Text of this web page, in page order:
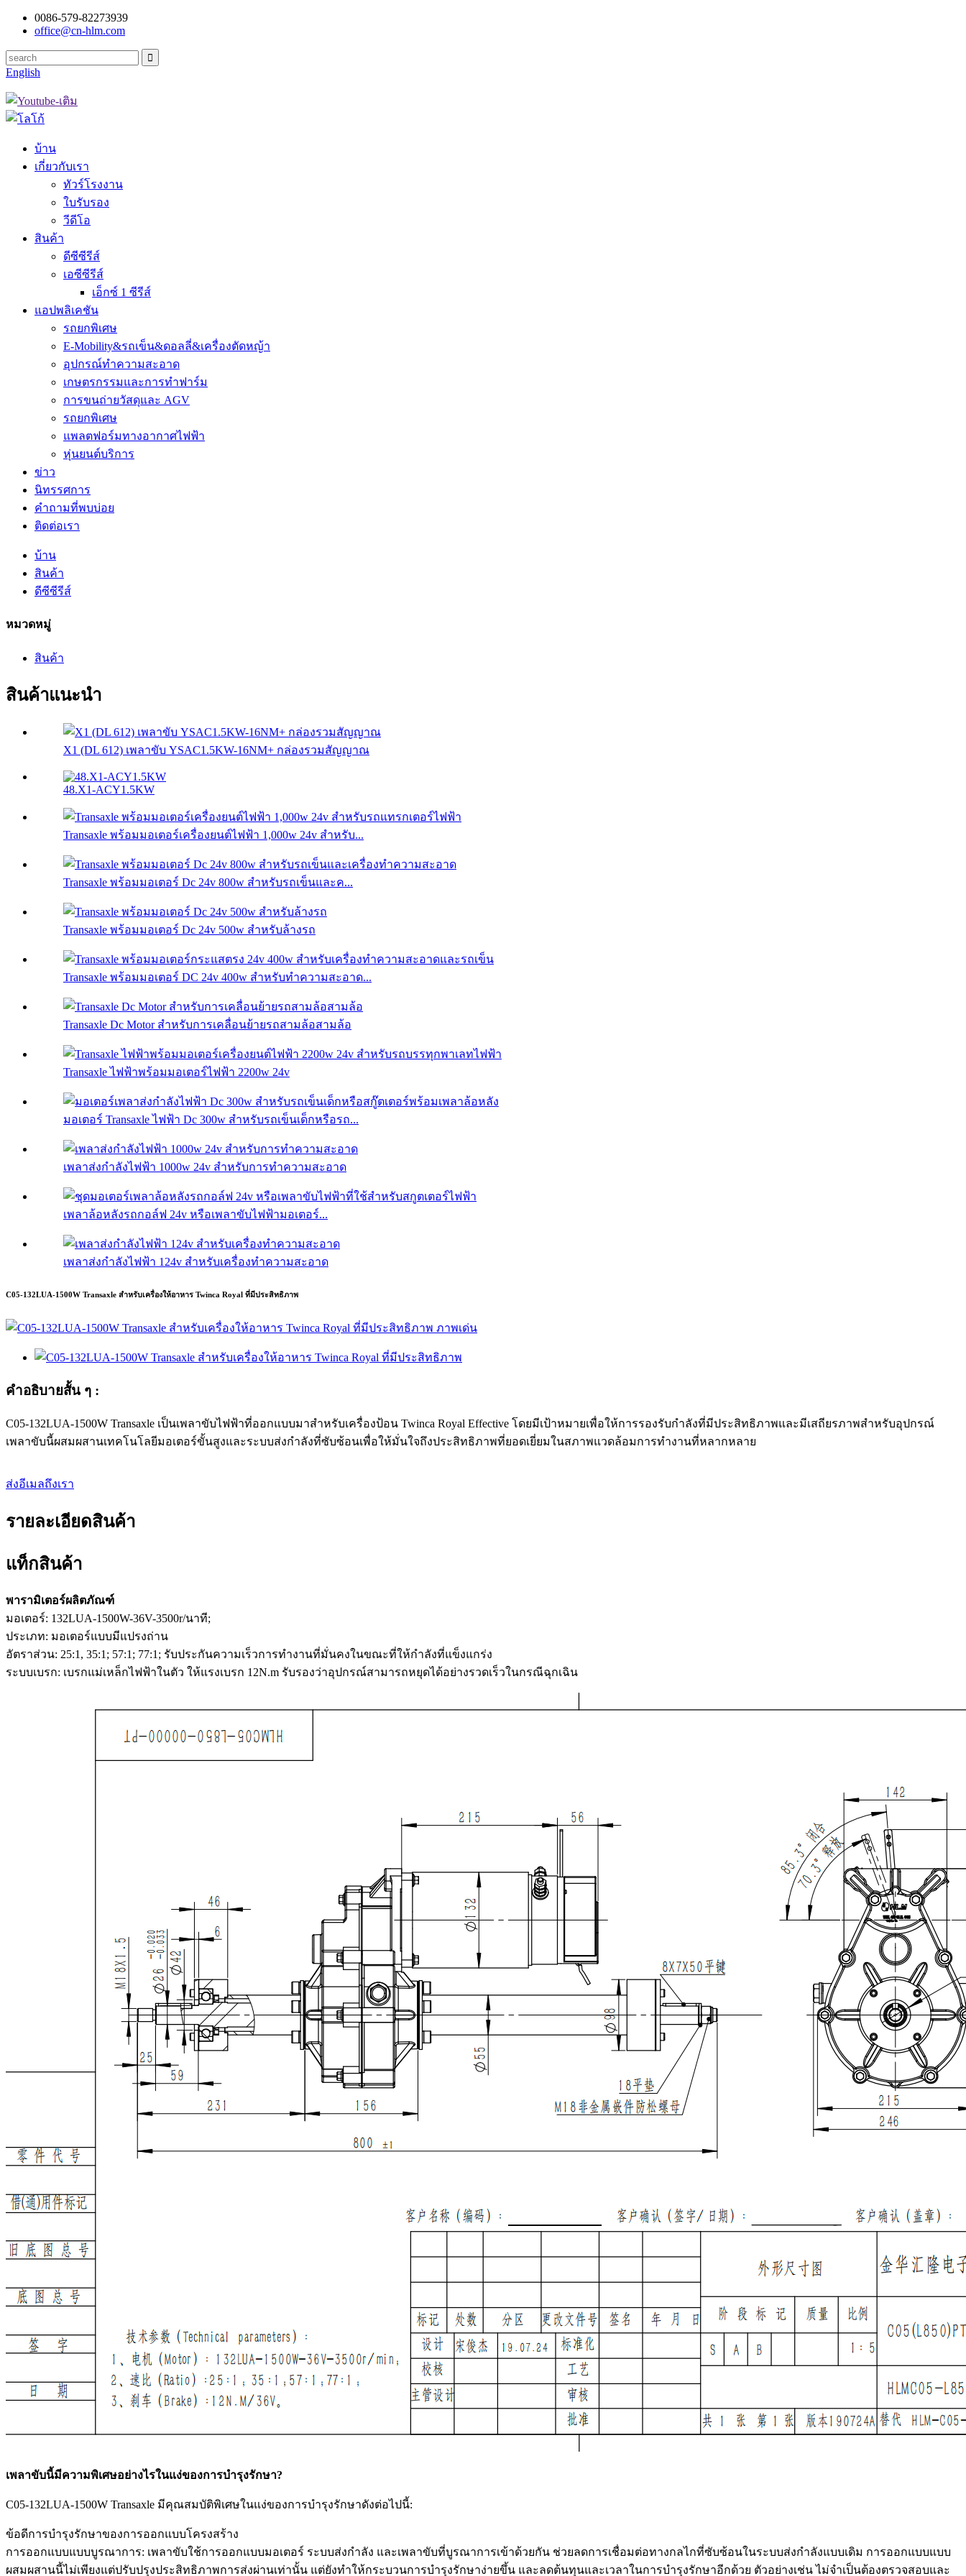
0086-579-82273939
office@cn-hlm.com
English
บ้าน
เกี่ยวกับเรา
ทัวร์โรงงาน
ใบรับรอง
วีดีโอ
สินค้า
ดีซีซีรีส์
เอซีซีรีส์
เอ็กซ์ 1 ซีรีส์
แอปพลิเคชัน
รถยกพิเศษ
E-Mobility&รถเข็น&ดอลลี่&เครื่องตัดหญ้า
อุปกรณ์ทำความสะอาด
เกษตรกรรมและการทำฟาร์ม
การขนถ่ายวัสดุและ AGV
รถยกพิเศษ
แพลตฟอร์มทางอากาศไฟฟ้า
หุ่นยนต์บริการ
ข่าว
นิทรรศการ
คำถามที่พบบ่อย
ติดต่อเรา
บ้าน
สินค้า
ดีซีซีรีส์
หมวดหมู่
สินค้า
สินค้าแนะนำ
X1 (DL 612) เพลาขับ YSAC1.5KW-16NM+ กล่องรวมสัญญาณ
48.X1-ACY1.5KW
Transaxle พร้อมมอเตอร์เครื่องยนต์ไฟฟ้า 1,000w 24v สำหรับ...
Transaxle พร้อมมอเตอร์ Dc 24v 800w สำหรับรถเข็นและค...
Transaxle พร้อมมอเตอร์ Dc 24v 500w สำหรับล้างรถ
Transaxle พร้อมมอเตอร์ DC 24v 400w สำหรับทำความสะอาด...
Transaxle Dc Motor สำหรับการเคลื่อนย้ายรถสามล้อสามล้อ
Transaxle ไฟฟ้าพร้อมมอเตอร์ไฟฟ้า 2200w 24v
มอเตอร์ Transaxle ไฟฟ้า Dc 300w สำหรับรถเข็นเด็กหรือรถ...
เพลาส่งกำลังไฟฟ้า 1000w 24v สำหรับการทำความสะอาด
เพลาล้อหลังรถกอล์ฟ 24v หรือเพลาขับไฟฟ้ามอเตอร์...
เพลาส่งกำลังไฟฟ้า 124v สำหรับเครื่องทำความสะอาด
C05-132LUA-1500W Transaxle สำหรับเครื่องให้อาหาร Twinca Royal ที่มีประสิทธิภาพ
คำอธิบายสั้น ๆ :
C05-132LUA-1500W Transaxle เป็นเพลาขับไฟฟ้าที่ออกแบบมาสำหรับเครื่องป้อน Twinca Royal Effective โดยมีเป้าหมายเพื่อให้การรองรับกำลังที่มีประสิทธิภาพและมีเสถียรภาพสำหรับอุปกรณ์
เพลาขับนี้ผสมผสานเทคโนโลยีมอเตอร์ขั้นสูงและระบบส่งกำลังที่ซับซ้อนเพื่อให้มั่นใจถึงประสิทธิภาพที่ยอดเยี่ยมในสภาพแวดล้อมการทำงานที่หลากหลาย
ส่งอีเมลถึงเรา
รายละเอียดสินค้า
แท็กสินค้า
พารามิเตอร์ผลิตภัณฑ์
มอเตอร์: 132LUA-1500W-36V-3500r/นาที;
ประเภท: มอเตอร์แบบมีแปรงถ่าน
อัตราส่วน: 25:1, 35:1; 57:1; 77:1; รับประกันความเร็วการทำงานที่มั่นคงในขณะที่ให้กำลังที่แข็งแกร่ง
ระบบเบรก: เบรกแม่เหล็กไฟฟ้าในตัว ให้แรงเบรก 12N.m รับรองว่าอุปกรณ์สามารถหยุดได้อย่างรวดเร็วในกรณีฉุกเฉิน
เพลาขับนี้มีความพิเศษอย่างไรในแง่ของการบำรุงรักษา?
C05-132LUA-1500W Transaxle มีคุณสมบัติพิเศษในแง่ของการบำรุงรักษาดังต่อไปนี้:
ข้อดีการบำรุงรักษาของการออกแบบโครงสร้าง
การออกแบบแบบบูรณาการ: เพลาขับใช้การออกแบบมอเตอร์ ระบบส่งกำลัง และเพลาขับที่บูรณาการเข้าด้วยกัน ช่วยลดการเชื่อมต่อทางกลไกที่ซับซ้อนในระบบส่งกำลังแบบเดิม การออกแบบแบบ
ผสมผสานนี้ไม่เพียงแต่ปรับปรุงประสิทธิภาพการส่งผ่านเท่านั้น แต่ยังทำให้กระบวนการบำรุงรักษาง่ายขึ้น และลดต้นทุนและเวลาในการบำรุงรักษาอีกด้วย ตัวอย่างเช่น ไม่จำเป็นต้องตรวจสอบและ